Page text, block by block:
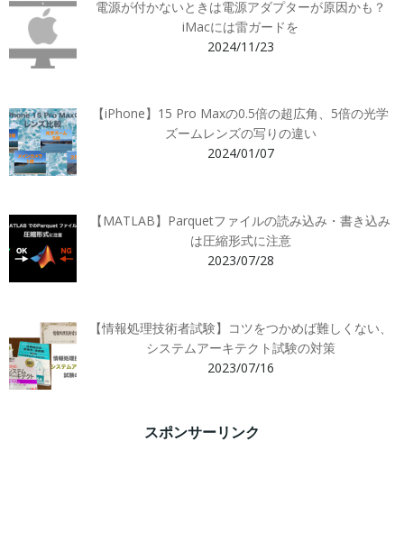
電源が付かないときは電源アダプターが原因かも？
iMacには雷ガードを
2024/11/23
【iPhone】15 Pro Maxの0.5倍の超広角、5倍の光学
ズームレンズの写りの違い
2024/01/07
【MATLAB】Parquetファイルの読み込み・書き込み
は圧縮形式に注意
2023/07/28
【情報処理技術者試験】コツをつかめば難しくない、
システムアーキテクト試験の対策
2023/07/16
スポンサーリンク